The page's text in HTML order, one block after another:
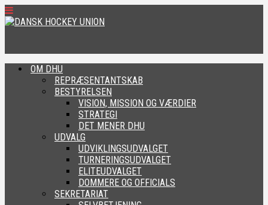
OM DHU
REPRÆSENTANTSKAB
BESTYRELSEN
VISION, MISSION OG VÆRDIER
STRATEGI
DET MENER DHU
UDVALG
UDVIKLINGSUDVALGET
TURNERINGSUDVALGET
ELITEUDVALGET
DOMMERE OG OFFICIALS
SEKRETARIAT